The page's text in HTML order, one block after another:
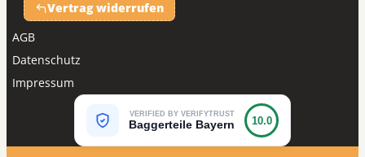
Vertrag widerrufen
AGB
Datenschutz
Impressum
VERIFIED BY VERIFYTRUST
Baggerteile Bayern 10.0